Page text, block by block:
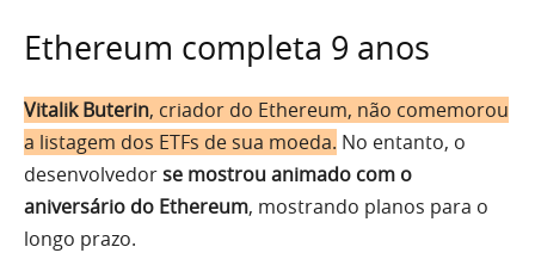
Ethereum completa 9 anos
Vitalik Buterin, criador do Ethereum, não comemorou
a listagem dos ETFs de sua moeda. No entanto, o
desenvolvedorse mostrou animado com o
aniversário do Ethereum, mostrando planos para o
longo prazo.